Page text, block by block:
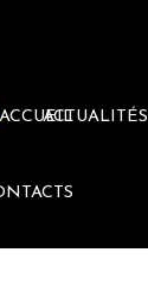
ACTUALITÉS